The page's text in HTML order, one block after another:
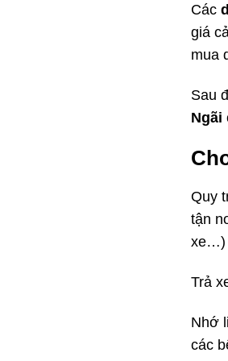
Các
giá
mua
Sau
Ngãi
Quy
tận
xe…)
Trả
Nhớ
các